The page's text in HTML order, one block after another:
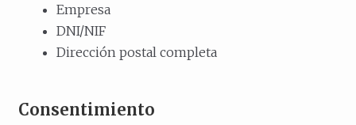
Empresa
DNI/NIF
Dirección postal completa
Consentimiento